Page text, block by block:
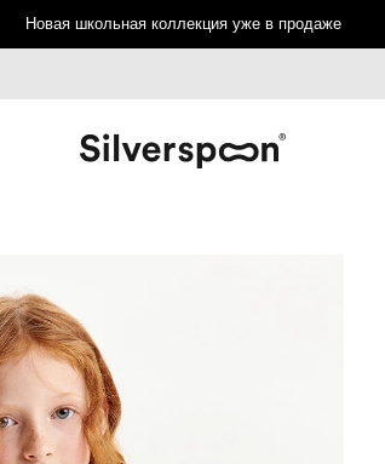
Новая школьная коллекция уже в продаже